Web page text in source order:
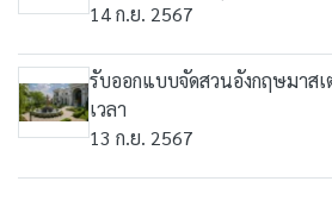
14 ก.ย. 2567
รับออกแบบจัดสวนอังกฤษมาส
เวลา
13 ก.ย. 2567